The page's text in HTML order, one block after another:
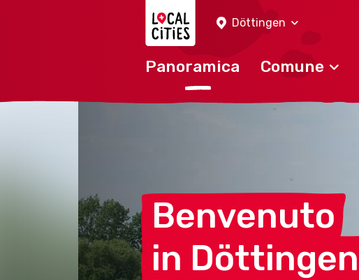
Döttingen
Panoramica Comune
Benvenuto
in Döttingen